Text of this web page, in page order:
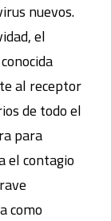
nuevos.
el
al receptor
de todo el
para
el contagio
como